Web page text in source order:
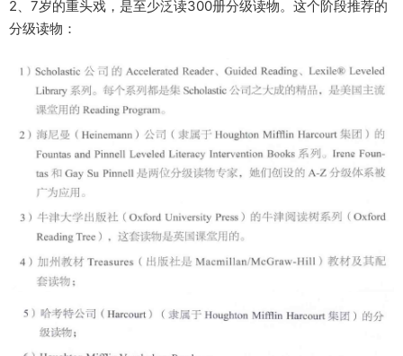
2、7岁的重头戏，是至少泛读300册分级读物。这个阶段推荐的
分级读物：